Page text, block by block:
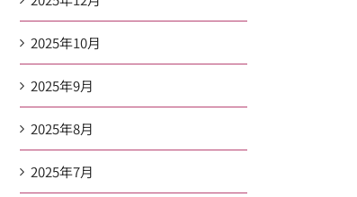
2025年10月
2025年9月
2025年8月
2025年7月